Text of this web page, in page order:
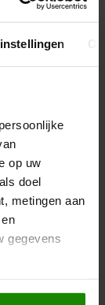
op uw
doel
metingen aan
gegevens
winkel